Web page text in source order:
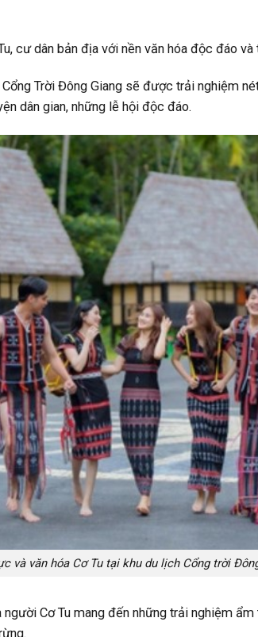
cư dân bản địa với nền văn hóa độc đáo
Trời Đông Giang sẽ được trải nghiệm
dân gian, những lễ hội độc đáo.
và văn hóa Cơ Tu tại khu du lịch Cổng trời
Cơ Tu mang đến những trải nghiệm